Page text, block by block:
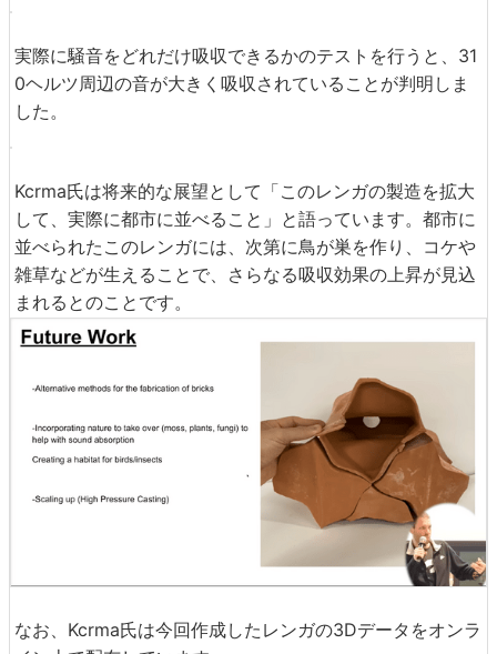
実際に騒音をどれだけ吸収できるかのテストを行うと、31
0ヘルツ周辺の音が大きく吸収されていることが判明しま
した。
Kcrma氏は将来的な展望として「このレンガの製造を拡大
して、実際に都市に並べること」と語っています。都市に
並べられたこのレンガには、次第に鳥が巣を作り、コケや
雑草などが生えることで、さらなる吸収効果の上昇が見込
まれるとのことです。
なお、Kcrma氏は今回作成したレンガの3Dデータをオンラ